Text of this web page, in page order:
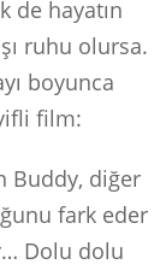
de hayatın
ruhu olursa.
boyunca
film:
Buddy, diğer
fark eder
Dolu dolu